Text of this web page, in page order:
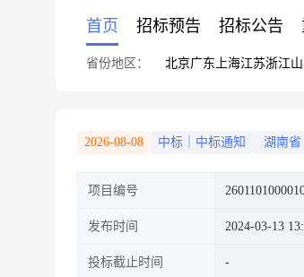
首页 招标预告 招标公告
省份地区： 北京广东 上海江苏浙江
2026-08-08 中标｜中标通知 湖南省
项目编号
发布时间 2024-03-13
投标截止时间